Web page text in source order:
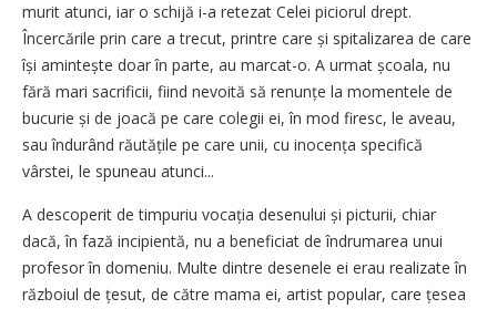
murit atunci, iar o schijă i-a retezat Celei piciorul drept.
Încercările prin care a trecut, printre care și spitalizarea de care
își amintește doar în parte, au marcat-o. A urmat școala, nu
fără mari sacrificii, fiind nevoită să renunțe la momentele de
bucurie și de joacă pe care colegii ei, în mod firesc, le aveau,
sau îndurând răutățile pe care unii, cu inocența specifică
vârstei, le spuneau atunci...
A descoperit de timpuriu vocația dese­nului și picturii, chiar
dacă, în fază incipientă, nu a beneficiat de îndrumarea unui
profesor în domeniu. Multe dintre desenele ei erau realizate în
războiul de țesut, de către mama ei, artist popular, care țesea